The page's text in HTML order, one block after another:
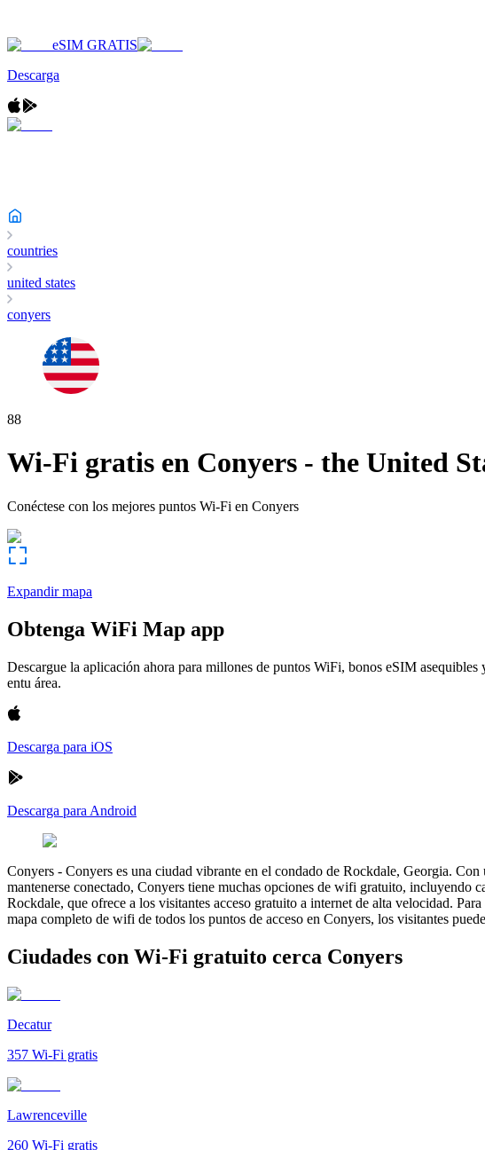
eSIM GRATIS
Descarga
countries
united states
conyers
88
Wi-Fi gratis en Conyers - the United
Conéctese con los mejores puntos Wi-Fi en Conyers
Expandir mapa
Obtenga WiFi Map app
Descargue la aplicación ahora para millones de puntos WiFi, bonos eSIM
entu área.
Descarga para iOS
Descarga para Android
Conyers - Conyers es una ciudad vibrante en el condado de Rockdale, Georgia.
mantenerse conectado, Conyers tiene muchas opciones de wifi gratuito, incluyendo
Rockdale, que ofrece a los visitantes acceso gratuito a internet de alta velocidad.
mapa completo de wifi de todos los puntos de acceso en Conyers, los visitantes
Ciudades con Wi-Fi gratuito cerca Conyers
Decatur
357 Wi-Fi gratis
Lawrenceville
260 Wi-Fi gratis